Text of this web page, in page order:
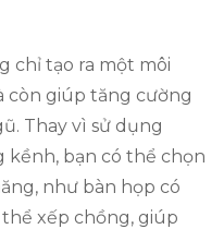
chỉ tạo ra một môi
còn giúp tăng cường
Thay vì sử dụng
bạn có thể chọn
như bàn họp có
xếp chồng, giúp